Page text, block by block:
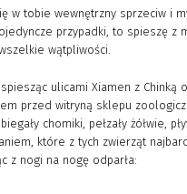
w tobie wewnętrzny sprzeciw i
przypadki, to spieszę z
wątpliwości.
ulicami Xiamen z Chinką
przed witryną sklepu
chomiki, pełzały żółwie,
które z tych zwierząt
z nogi na nogę odparła: